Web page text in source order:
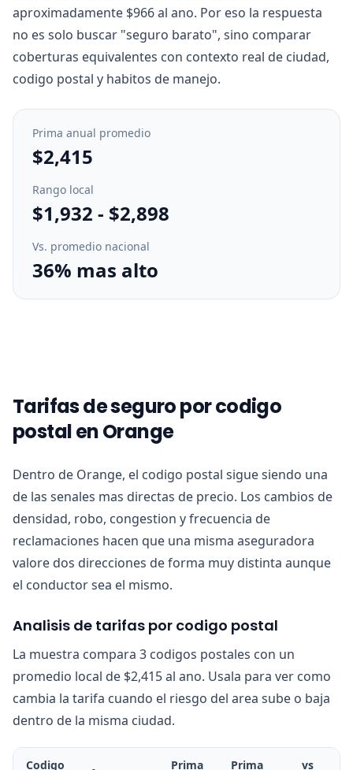
aproximadamente $966 al ano. Por eso la respuesta
no es solo buscar "seguro barato", sino comparar
coberturas equivalentes con contexto real de ciudad,
codigo postal y habitos de manejo.
Prima anual promedio
$2,415
Rango local
$1,932 - $2,898
Vs. promedio nacional
36% mas alto
Tarifas de seguro por codigo
postal en Orange
Dentro de Orange, el codigo postal sigue siendo una
de las senales mas directas de precio. Los cambios de
densidad, robo, congestion y frecuencia de
reclamaciones hacen que una misma aseguradora
valore dos direcciones de forma muy distinta aunque
el conductor sea el mismo.
Analisis de tarifas por codigo postal
La muestra compara 3 codigos postales con un
promedio local de $2,415 al ano. Usala para ver como
cambia la tarifa cuando el riesgo del area sube o baja
dentro de la misma ciudad.
Codigo Prima Prima vs